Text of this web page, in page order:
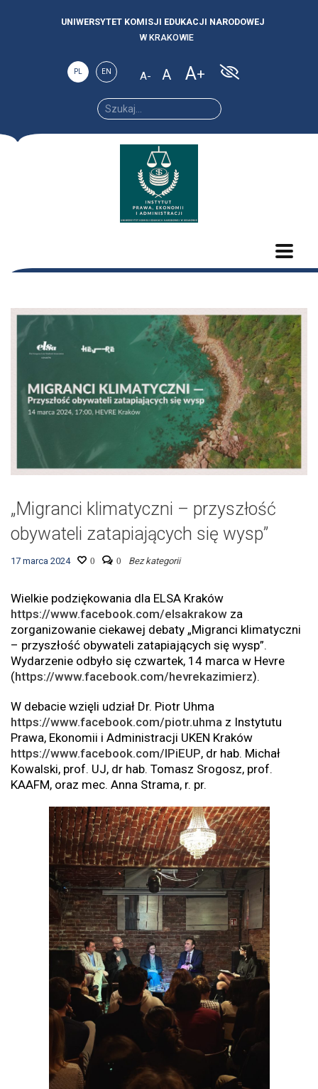
UNIWERSYTET KOMISJI EDUKACJI NARODOWEJ
W KRAKOWIE
PL EN
A
A
font
size.
A
font
size.
„Migranci klimatyczni – przyszłość
obywateli zatapiających się wysp”
17 marca 2024 0 0 Bez kategorii
Wielkie podziękowania dla ELSA Kraków
https://www.facebook.com/elsakrakow za
zorganizowanie ciekawej debaty „Migranci klimatyczni
– przyszłość obywateli zatapiających się wysp”.
Wydarzenie odbyło się czwartek, 14 marca w Hevre
(https://www.facebook.com/hevrekazimierz).
W debacie wzięli udział Dr. Piotr Uhma
https://www.facebook.com/piotr.uhma z Instytutu
Prawa, Ekonomii i Administracji UKEN Kraków
https://www.facebook.com/IPiEUP, dr hab. Michał
Kowalski, prof. UJ, dr hab. Tomasz Srogosz, prof.
KAAFM, oraz mec. Anna Strama, r. pr.